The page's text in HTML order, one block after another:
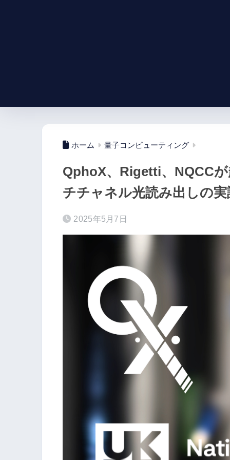
ホーム 量子コンピューティング
QphoX、Rigetti、NQCC
チチャネル光読み出しの実
2025年5月7日